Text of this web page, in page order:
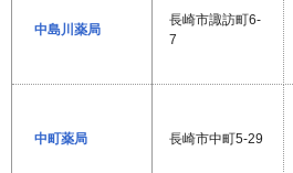
中島川薬局
長崎市諏訪町6-
7
中町薬局 長崎市中町5-29